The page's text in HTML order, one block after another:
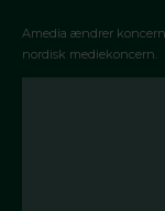
Amedia ændrer
nordisk mediekoncern.